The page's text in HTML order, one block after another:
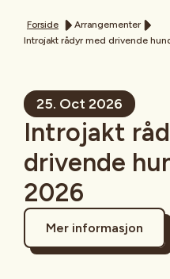
Forside
Arrangementer
Introjakt rådyr med drivende
25. Oct 2026
Introjakt
drivende
2026
Mer informasjon